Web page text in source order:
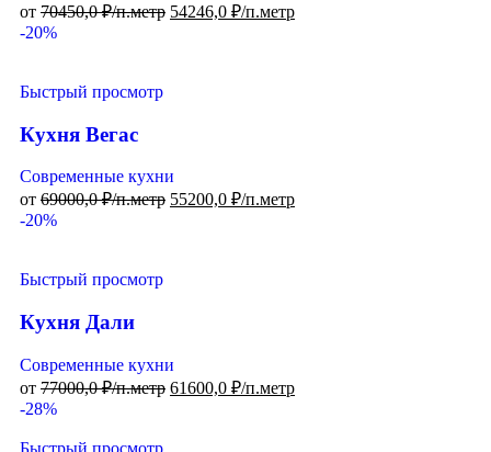
от 70450,0₽/п.метр 54246,0 ₽/п.метр
-20%
Быстрый просмотр
Кухня Вегас
Современные кухни
от 69000,0₽/п.метр 55200,0 ₽/п.метр
-20%
Быстрый просмотр
Кухня Дали
Современные кухни
от 77000,0₽/п.метр 61600,0 ₽/п.метр
-28%
Быстрый просмотр